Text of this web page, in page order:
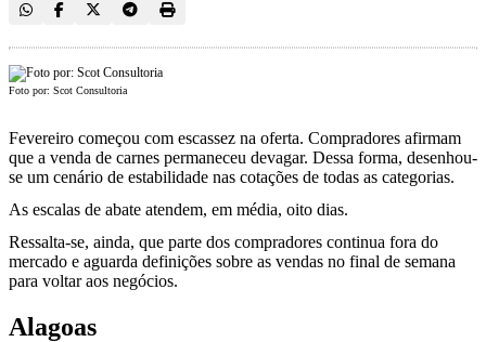
Foto por: Scot Consultoria
Fevereiro começou com escassez na oferta. Compradores afirmam
que a venda de carnes permaneceu devagar. Dessa forma, desenhou-
se um cenário de estabilidade nas cotações de todas as categorias.
As escalas de abate atendem, em média, oito dias.
Ressalta-se, ainda, que parte dos compradores continua fora do
mercado e aguarda definições sobre as vendas no final de semana
para voltar aos negócios.
Alagoas